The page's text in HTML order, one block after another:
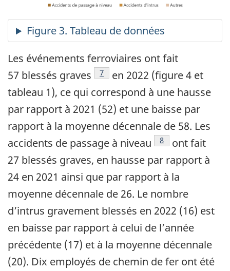
Les événements ferroviaires ont fait
57 blessés graves
Note de bas de page
7
en 2022 (figure 4 et
tableau 1), ce qui correspond à une hausse
par rapport à 2021 (52) et une baisse par
rapport à la moyenne décennale de 58. Les
accidents de passage à niveau
Note de bas de
8
ont fait
27 blessés graves, en hausse par rapport à
24 en 2021 ainsi que par rapport à la
moyenne décennale de 26. Le nombre
d’intrus gravement blessés en 2022 (16) est
en baisse par rapport à celui de l’année
précédente (17) et à la moyenne décennale
(20). Dix employés de chemin de fer ont été